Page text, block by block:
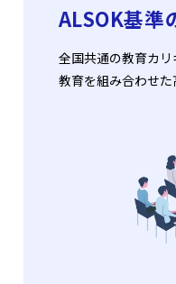
ALSOK基準
全国共通の教育カ
教育を組み合わせた